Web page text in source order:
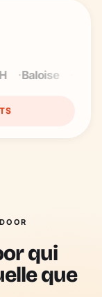
Maersk
qui
que